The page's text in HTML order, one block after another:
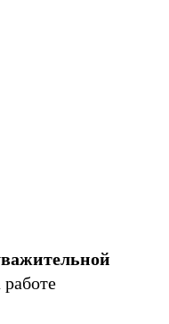
работе